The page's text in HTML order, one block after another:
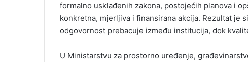
formalno usklađenih zakona, postojećih planova i
konkretna, mjerljiva i finansirana akcija. Rezultat je
odgovornost prebacuje između institucija, dok
U Ministarstvu za prostorno uređenje,